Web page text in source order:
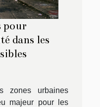
pour
dans les
zones urbaines
majeur pour les